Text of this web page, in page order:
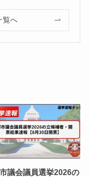
覧へ
議会議員選挙2026の